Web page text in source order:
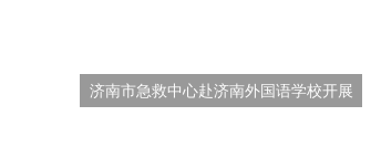
济南市急救中心赴济南外国语学校开展